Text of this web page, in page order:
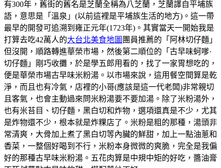
有300年，舊街的舊名是芝蘭全稱為八芝蘭，芝蘭譯自平埔族
語，意思是「溫泉」(以前這裡是平埔族生活的地方)。這一帶
最早的開發可追溯到雍正元年(1723年)。其實當天一開始我是
打算去吃42萬人的大台北美食地圖 團員推薦的「阿林切仔麵」
但沒開，順路轉進華榮市場，然後第二順位的「古早味蚵嗲·
切仔麵」剛巧收攤，於是學五郎用看的，找了一家胃想吃的，
便是華榮市場古早味米粉湯。以市場來說，這用餐空間算是乾
淨，而且也有冷氣，店裡的小哥(應該是這一代老闆)非常親切
且客氣，也會主動過來問米粉湯要不要加湯。除了米粉湯外，
也有米苔目、切仔麵，黑白切和炸物，選項還真是不少，尤其
是炸物還不少，根本就是炸粿店了。米粉是粗的那種，湯頭非
常清爽，大骨加上煮了黑白切等內臟的鮮甜，加上一點油蔥和
香菜，一整個好喝到不行，米粉本身微微的爽脆，完全是我偏
好的那種古早味米粉湯。五花肉算是中規中矩的好吃，醬油膏